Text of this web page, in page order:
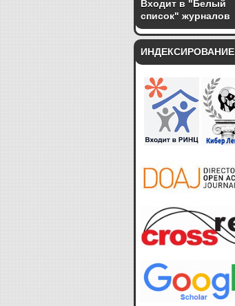
Входит в "Белый
список" журналов
ИНДЕКСИРОВАНИЕ